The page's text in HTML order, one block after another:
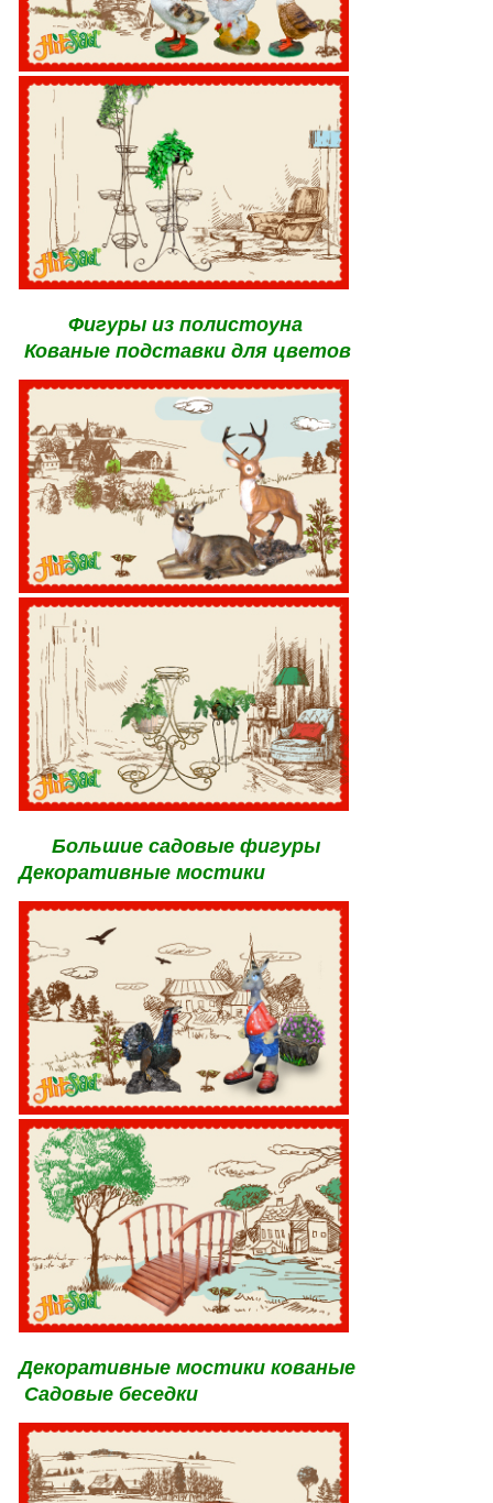
Фигуры из полистоуна
Кованые подставки для цветов
Большие садовые фигуры
Декоративные мостики
Декоративные мостики кованые
Садовые беседки